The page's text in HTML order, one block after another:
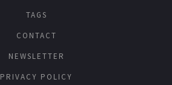
TAGS
CONTACT
NEWSLETTER
PRIVACY POLICY